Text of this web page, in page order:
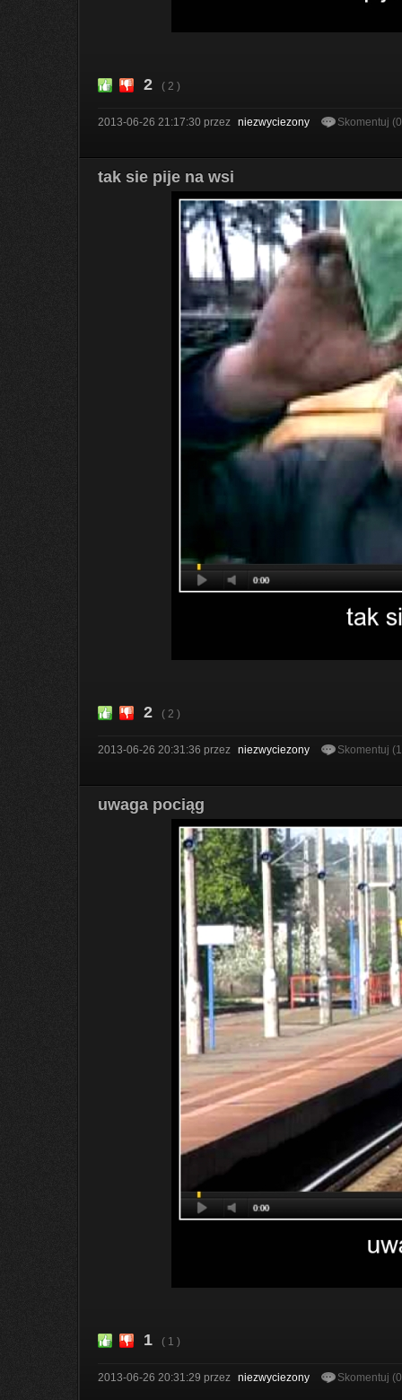
2 ( 2 )
2013-06-26 21:17:30 przez niezwyciezony Skomentuj
tak sie pije na wsi
2 ( 2 )
2013-06-26 20:31:36 przez niezwyciezony Skomentuj
uwaga pociąg
1 ( 1 )
2013-06-26 20:31:29 przez niezwyciezony Skomentuj